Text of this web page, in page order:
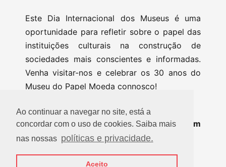
Ao continuar a navegar no site, está a
concordar com o uso de cookies. Saiba mais
nas nossas políticas e privacidade.
Aceito
Este Dia Internacional dos Museus é uma
oportunidade para refletir sobre o papel das
instituições culturais na construção de
sociedades mais conscientes e informadas.
Venha visitar-nos e celebrar os 30 anos do
Museu do Papel Moeda connosco!
Acreditamos que sim: o museu pode ser um
agente de mudança social.